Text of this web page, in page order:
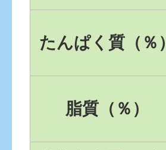
たんぱく質（％）
脂質（％）